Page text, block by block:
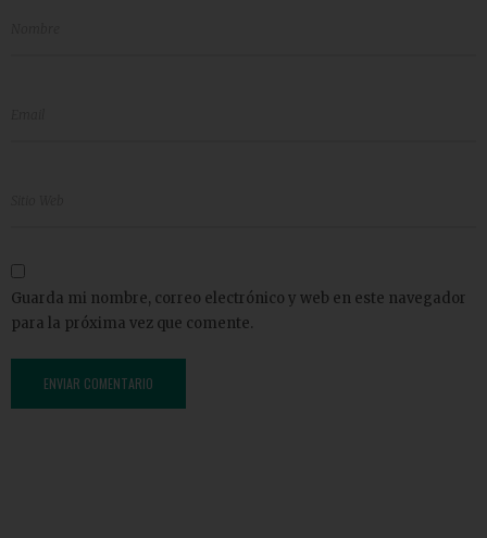
Guarda mi nombre, correo electrónico y web en este navegador
para la próxima vez que comente.